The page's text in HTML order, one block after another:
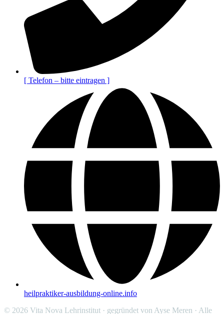
[ Telefon – bitte eintragen ]
heilpraktiker-ausbildung-online.info
© 2026 Vita Nova Lehrinstitut · gegründet von Ayse Meren · Alle